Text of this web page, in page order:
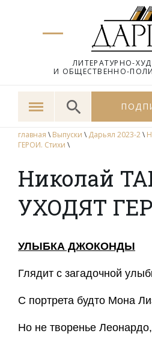
ЛИТЕРАТУРНО-
И ОБЩЕСТВЕННО-
главная \ Выпуски \ Дарьял 2023-2\
ГЕРОИ. Стихи \
Николай
УХОДЯТ
УЛЫБКА ДЖОКОНДЫ
Глядит с загадочной
С портрета будто Мона
Но не творенье Леонардо,